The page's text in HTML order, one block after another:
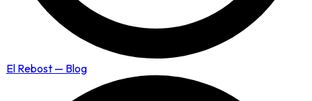
El Rebost — Blog